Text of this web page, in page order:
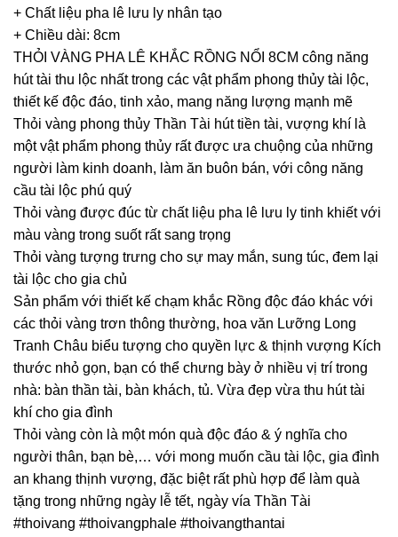
+ Chất liệu pha lê lưu ly nhân tạo
+ Chiều dài: 8cm
THỎI VÀNG PHA LÊ KHẮC RỒNG NỔI 8CM công năng
hút tài thu lộc nhất trong các vật phẩm phong thủy tài lộc,
thiết kế độc đáo, tinh xảo, mang năng lượng mạnh mẽ
Thỏi vàng phong thủy Thần Tài hút tiền tài, vượng khí là
một vật phẩm phong thủy rất được ưa chuộng của những
người làm kinh doanh, làm ăn buôn bán, với công năng
cầu tài lộc phú quý
Thỏi vàng được đúc từ chất liệu pha lê lưu ly tinh khiết với
màu vàng trong suốt rất sang trọng
Thỏi vàng tượng trưng cho sự may mắn, sung túc, đem lại
tài lộc cho gia chủ
Sản phẩm với thiết kế chạm khắc Rồng độc đáo khác với
các thỏi vàng trơn thông thường, hoa văn Lưỡng Long
Tranh Châu biểu tượng cho quyền lực & thịnh vượng Kích
thước nhỏ gọn, bạn có thể chưng bày ở nhiều vị trí trong
nhà: bàn thần tài, bàn khách, tủ. Vừa đẹp vừa thu hút tài
khí cho gia đình
Thỏi vàng còn là một món quà độc đáo & ý nghĩa cho
người thân, bạn bè,… với mong muốn cầu tài lộc, gia đình
an khang thịnh vượng, đặc biệt rất phù hợp để làm quà
tặng trong những ngày lễ tết, ngày vía Thần Tài
#thoivang #thoivangphale #thoivangthantai